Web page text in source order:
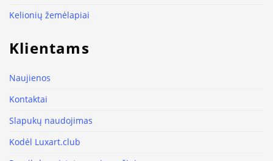
Kelionių žemėlapiai
Klientams
Naujienos
Kontaktai
Slapukų naudojimas
Kodėl Luxart.club